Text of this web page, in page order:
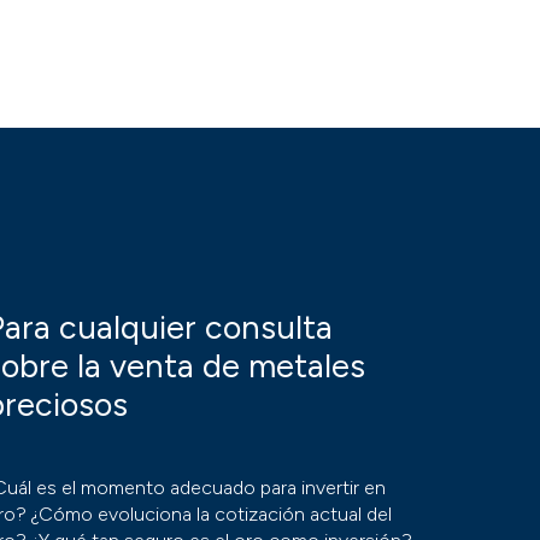
cualquier consulta
la venta de metales
es el momento adecuado para invertir en
¿Cómo evoluciona la cotización actual del